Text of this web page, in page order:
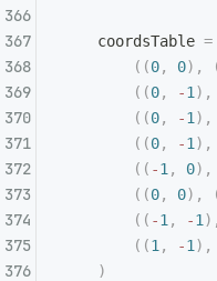
    coordsTable
=
        ((
0, 0),
        ((
0, -1 ),
        ((
0, -1 ),
        ((
0, -1 ),
        ((
-1 , 0),
        ((
0, 0),
        ((
-1 , -1 ),
        ((
1 , -1 ),
    )